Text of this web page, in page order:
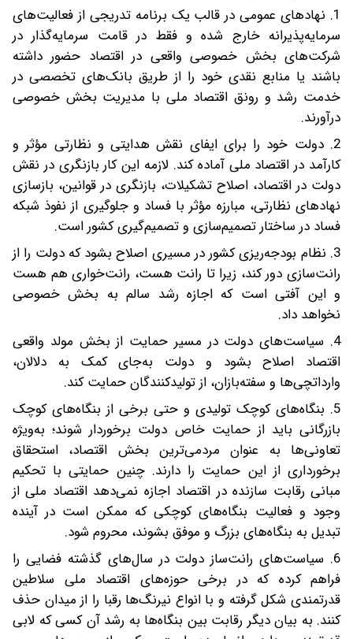
1. نهادهای عمومی در قالب یک برنامه تدریجی از فعالیت‌های
سرمایه‌پذیرانه خارج شده و فقط در قامت سرمایه‌گذار در
شرکت‌های بخش خصوصی واقعی در اقتصاد حضور داشته‌
باشند یا منابع نقدی خود را از طریق بانک‌های تخصصی در
خدمت رشد و رونق اقتصاد ملی با مدیریت بخش خصوصی
درآورند.
2. دولت خود را برای ایفای نقش هدایتی و نظارتی مؤثر و
کارآمد در اقتصاد ملی آماده کند. لازمه این کار بازنگری در نقش
دولت در اقتصاد، اصلاح تشکیلات، بازنگری در قوانین، بازسازی
نهادهای نظارتی، مبارزه مؤثر با فساد و جلوگیری از نفوذ شبکه
فساد در ساختار تصمیم‌سازی و تصمیم‌گیری کشور است.
3. نظام بودجه‌ریزی کشور در مسیری اصلاح بشود که دولت را از
رانت‌سازی دور کند، زیرا تا رانت هست، رانت‌خواری هم هست
و این آفتی است که اجازه رشد سالم به بخش خصوصی
نخواهد داد.
4. سیاست‌های دولت در مسیر حمایت از بخش مولد واقعی
اقتصاد اصلاح بشود و دولت به‌جای کمک به دلالان،
وارداتچی‌ها و سفته‌بازان، از تولیدکنندگان حمایت کند.
5. بنگاه‌های کوچک تولیدی و حتی برخی از بنگاه‌های کوچک
بازرگانی باید از حمایت خاص دولت برخوردار شوند؛ به‌ویژه
تعاونی‌ها به ‌عنوان مردمی‌ترین بخش اقتصاد، استحقاق
برخورداری از این حمایت را دارند. چنین حمایتی با تحکیم
مبانی رقابت سازنده در اقتصاد اجازه نمی‌دهد اقتصاد ملی از
وجود و فعالیت بنگاه‌های کوچکی که ممکن است در آینده
تبدیل به بنگاه‌های بزرگ و موفق بشوند، محروم شود.
6. سیاست‌های رانت‌ساز دولت در سال‌های گذشته فضایی را
فراهم کرده که در برخی حوزه‌های اقتصاد ملی سلاطین
قدرتمندی شکل گرفته و با انواع نیرنگ‌ها رقبا را از میدان حذف
کنند. به بیان دیگر رقابت بین بنگاه‌ها به رشد آن کسی که لابی